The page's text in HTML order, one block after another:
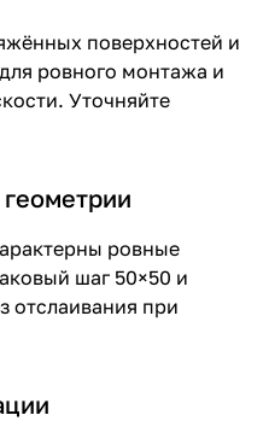
поверхностей и
ровного монтажа и
Уточняйте
ровные
шаг 50×50 и
отслаивания при